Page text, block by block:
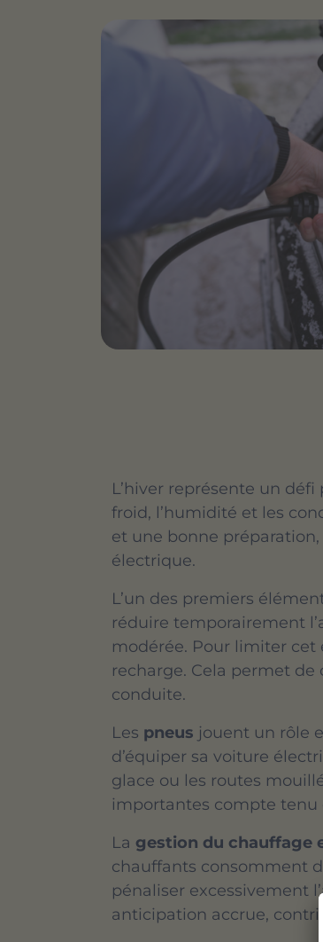
L’hiver représente un
froid, l’humidité et les
et une bonne
électrique.
L’un des premiers
réduire temporairement
modérée. Pour limiter cet
recharge. Cela permet de
conduite.
Les pneus jouent un rôle
d’équiper sa voiture
glace ou les routes
importantes compte tenu
La gestion du chauffage
chauffants consomment
pénaliser excessivement
anticipation accrue,